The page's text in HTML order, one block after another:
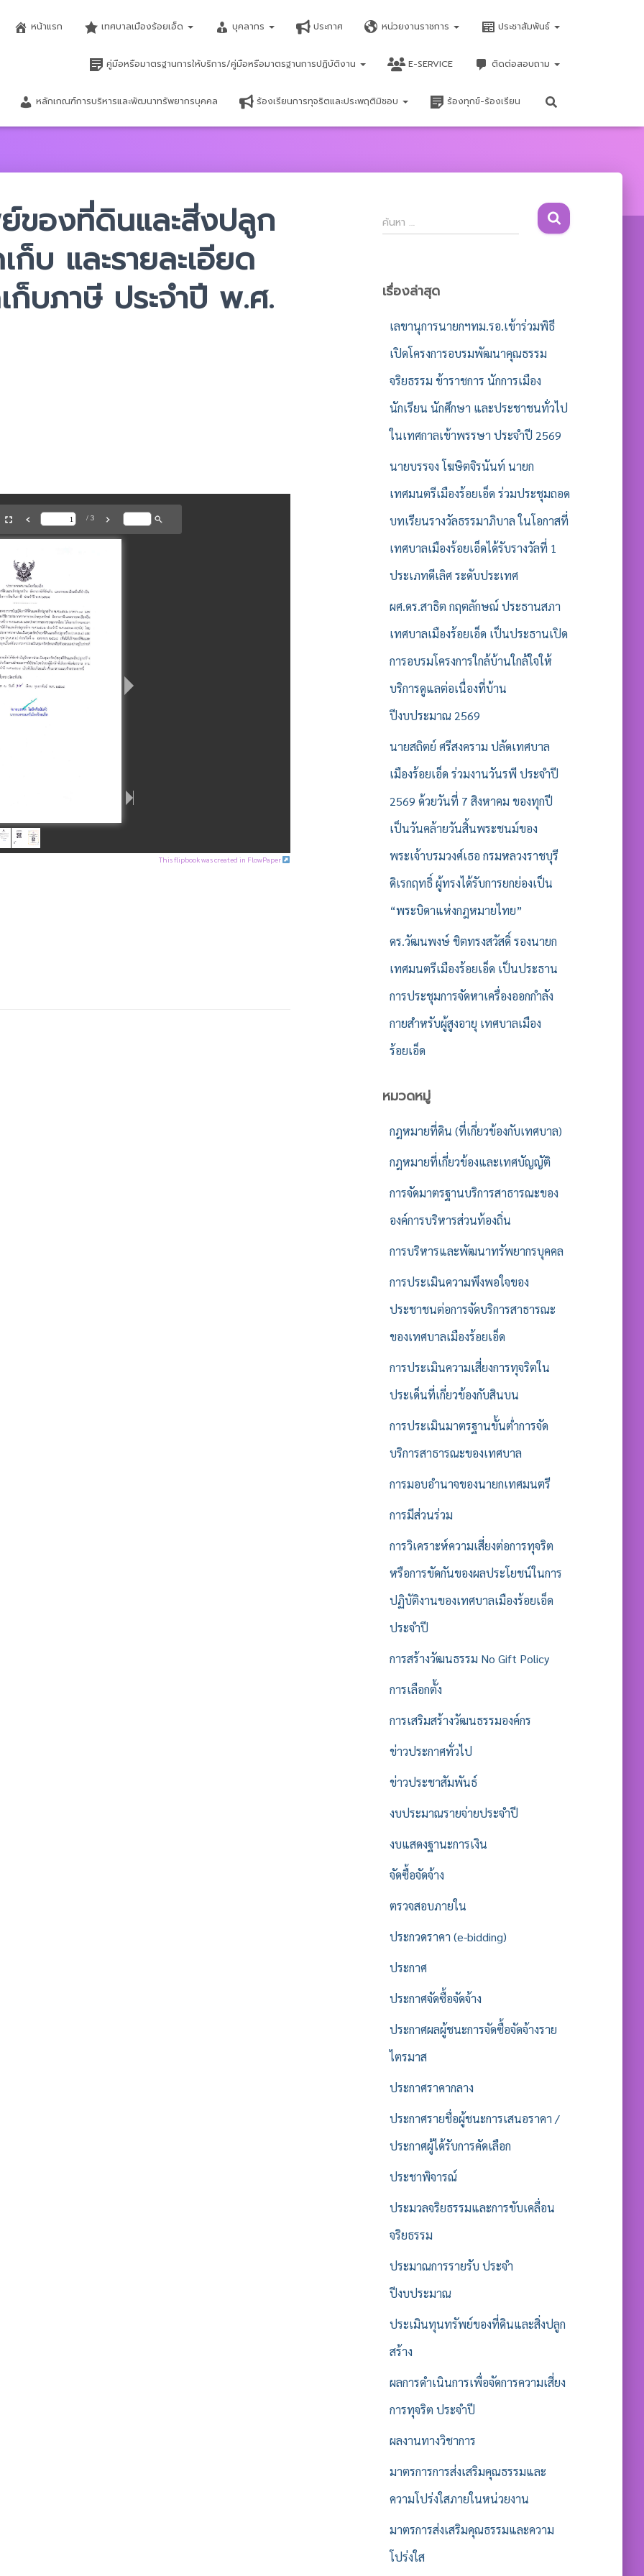
หน้าแรก เทศบาลเมืองร้อยเอ็ด บุคลากร ประกาศ หน่วยงานราชการ ประชาสัมพันธ์
คู่มือหรือมาตรฐานการให้บริการ/คู่มือหรือมาตรฐานการปฏิบัติงาน E-SERVICE ติดต่อสอบถาม
หลักเกณฑ์การบริหารและพัฒนาทรัพยากรบุคคล ร้องเรียนการทุจริตและประพฤติมิชอบ ร้องทุกข์-ร้องเรียน
ของที่ดินและสิ่งปลูก
บ และรายละเอียด
ก็บภาษี ประจำปี พ.ศ.
This flipbook was created in FlowPaper
ค้
น
สำ
ค้นหา …
เรื่องล่าสุด
เลขานุการนายกฯทม.รอ.เข้าร่วมพิธี
เปิดโครงการอบรมพัฒนาคุณธรรม
จริยธรรม ข้าราชการ นักการเมือง
นักเรียน นักศึกษา และประชาชนทั่วไป
ในเทศกาลเข้าพรรษา ประจำปี 2569
นายบรรจง โฆษิตจิรนันท์ นายก
เทศมนตรีเมืองร้อยเอ็ด ร่วมประชุมถอด
บทเรียนรางวัลธรรมาภิบาล ในโอกาสที่
เทศบาลเมืองร้อยเอ็ดได้รับรางวัลที่ 1
ประเภทดีเลิศ ระดับประเทศ
ผศ.ดร.สาธิต กฤตลักษณ์ ประธานสภา
เทศบาลเมืองร้อยเอ็ด เป็นประธานเปิด
การอบรมโครงการใกล้บ้านใกล้ใจให้
บริการดูแลต่อเนื่องที่บ้าน
ปีงบประมาณ 2569
นายสถิตย์ ศรีสงคราม ปลัดเทศบาล
เมืองร้อยเอ็ด ร่วมงานวันรพี ประจำปี
2569 ด้วยวันที่ 7 สิงหาคม ของทุกปี
เป็นวันคล้ายวันสิ้นพระชนม์ของ
พระเจ้าบรมวงศ์เธอ กรมหลวงราชบุรี
ดิเรกฤทธิ์ ผู้ทรงได้รับการยกย่องเป็น
“พระบิดาแห่งกฎหมายไทย”
ดร.วัฒนพงษ์ ชิตทรงสวัสดิ์ รองนายก
เทศมนตรีเมืองร้อยเอ็ด เป็นประธาน
การประชุมการจัดหาเครื่องออกกำลัง
กายสำหรับผู้สูงอายุ เทศบาลเมือง
ร้อยเอ็ด
หมวดหมู่
กฎหมายที่ดิน (ที่เกี่ยวข้องกับเทศบาล)
กฎหมายที่เกี่ยวข้องและเทศบัญญัติ
การจัดมาตรฐานบริการสาธารณะของ
องค์การบริหารส่วนท้องถิ่น
การบริหารและพัฒนาทรัพยากรบุคคล
การประเมินความพึงพอใจของ
ประชาชนต่อการจัดบริการสาธารณะ
ของเทศบาลเมืองร้อยเอ็ด
การประเมินความเสี่ยงการทุจริตใน
ประเด็นที่เกี่ยวข้องกับสินบน
การประเมินมาตรฐานขั้นต่ำการจัด
บริการสาธารณะของเทศบาล
การมอบอำนาจของนายกเทศมนตรี
การมีส่วนร่วม
การวิเคราะห์ความเสี่ยงต่อการทุจริต
หรือการขัดกันของผลประโยชน์ในการ
ปฏิบัติงานของเทศบาลเมืองร้อยเอ็ด
ประจำปี
การสร้างวัฒนธรรม No Gift Policy
การเลือกตั้ง
การเสริมสร้างวัฒนธรรมองค์กร
ข่าวประกาศทั่วไป
ข่าวประชาสัมพันธ์
งบประมาณรายจ่ายประจำปี
งบแสดงฐานะการเงิน
จัดซื้อจัดจ้าง
ตรวจสอบภายใน
ประกวดราคา (e-bidding)
ประกาศ
ประกาศจัดซื้อจัดจ้าง
ประกาศผลผู้ชนะการจัดซื้อจัดจ้างราย
ไตรมาส
ประกาศราคากลาง
ประกาศรายชื่อผู้ชนะการเสนอราคา /
ประกาศผู้ได้รับการคัดเลือก
ประชาพิจารณ์
ประมวลจริยธรรมและการขับเคลื่อน
จริยธรรม
ประมาณการรายรับ ประจำ
ปีงบประมาณ
ประเมินทุนทรัพย์ของที่ดินและสิ่งปลูก
สร้าง
ผลการดำเนินการเพื่อจัดการความเสี่ยง
การทุจริต ประจำปี
ผลงานทางวิชาการ
มาตรการการส่งเสริมคุณธรรมและ
ความโปร่งใสภายในหน่วยงาน
มาตรการส่งเสริมคุณธรรมและความ
โปร่งใส